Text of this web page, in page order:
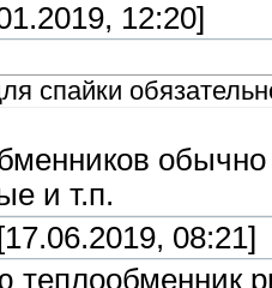
12:20]
спайки
и т.п.
[17.06.2019, 08:21]
теплообменник